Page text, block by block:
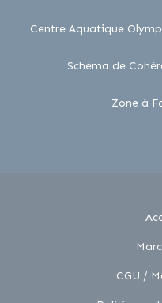
Centre Aquatique
Schéma de
Zone à
CGU /